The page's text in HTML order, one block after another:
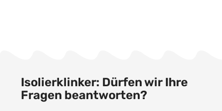
Isolierklinker: Dürfen wir Ihre
Fragen beantworten?